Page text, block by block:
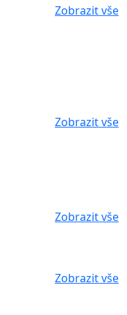
Zobrazit vše
Zobrazit vše
Zobrazit vše
Zobrazit vše